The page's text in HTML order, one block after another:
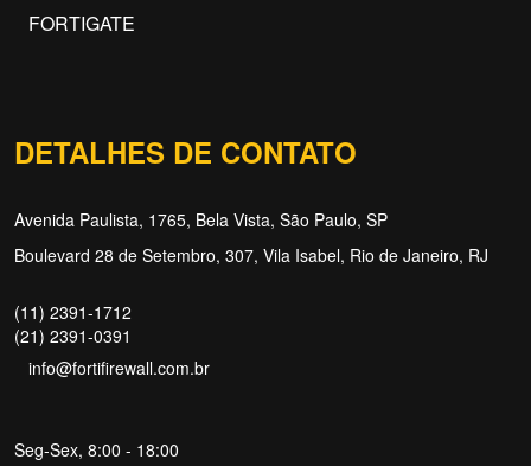
FORTIGATE
DETALHES DE CONTATO
Avenida Paulista, 1765, Bela Vista, São Paulo, SP
Boulevard 28 de Setembro, 307, Vila Isabel, Rio de Janeiro, RJ
(11) 2391-1712
(21) 2391-0391
info@fortifirewall.com.br
Seg-Sex, 8:00 - 18:00